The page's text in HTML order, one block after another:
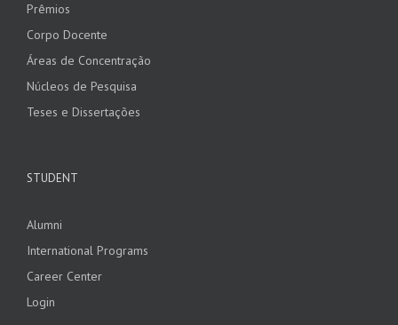
Prêmios
Corpo Docente
Áreas de Concentração
Núcleos de Pesquisa
Teses e Dissertações
STUDENT
Alumni
International Programs
Career Center
Login